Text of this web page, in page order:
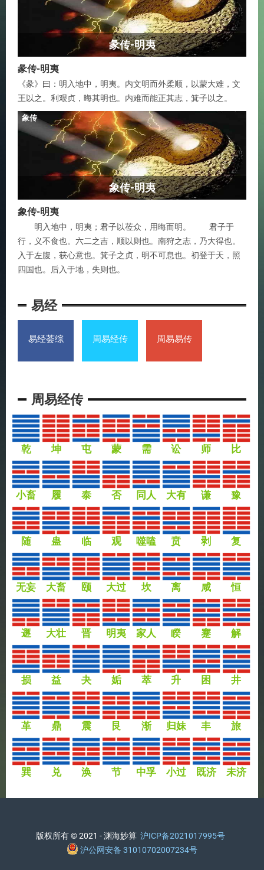
彖传-明夷
彖传-明夷
《彖》曰：明入地中，明夷。内文明而外柔顺，以蒙大难，文
王以之。利艰贞，晦其明也。内难而能正其志，箕子以之。
象传
象传-明夷
象传-明夷
明入地中，明夷；君子以莅众，用晦而明。 君子于
行，义不食也。六二之吉，顺以则也。南狩之志，乃大得也。
入于左腹，获心意也。箕子之贞，明不可息也。初登于天，照
四国也。后入于地，失则也。
易经
易经荟综 周易经传 周易易传
周易经传
乾 坤 屯 蒙 需 讼 师 比
小畜 履 泰 否 同人 大有 谦 豫
随 蛊 临 观 噬嗑 贲 剥 复
无妄 大畜 颐 大过 坎 离 咸 恒
遯 大壮 晋 明夷 家人 睽 蹇 解
损 益 夬 姤 萃 升 困 井
革 鼎 震 艮 渐 归妹 丰 旅
巽 兑 涣 节 中孚 小过 既济 未济
版权所有 © 2021 - 渊海妙算 沪ICP备2021017995号
沪公网安备 31010702007234号